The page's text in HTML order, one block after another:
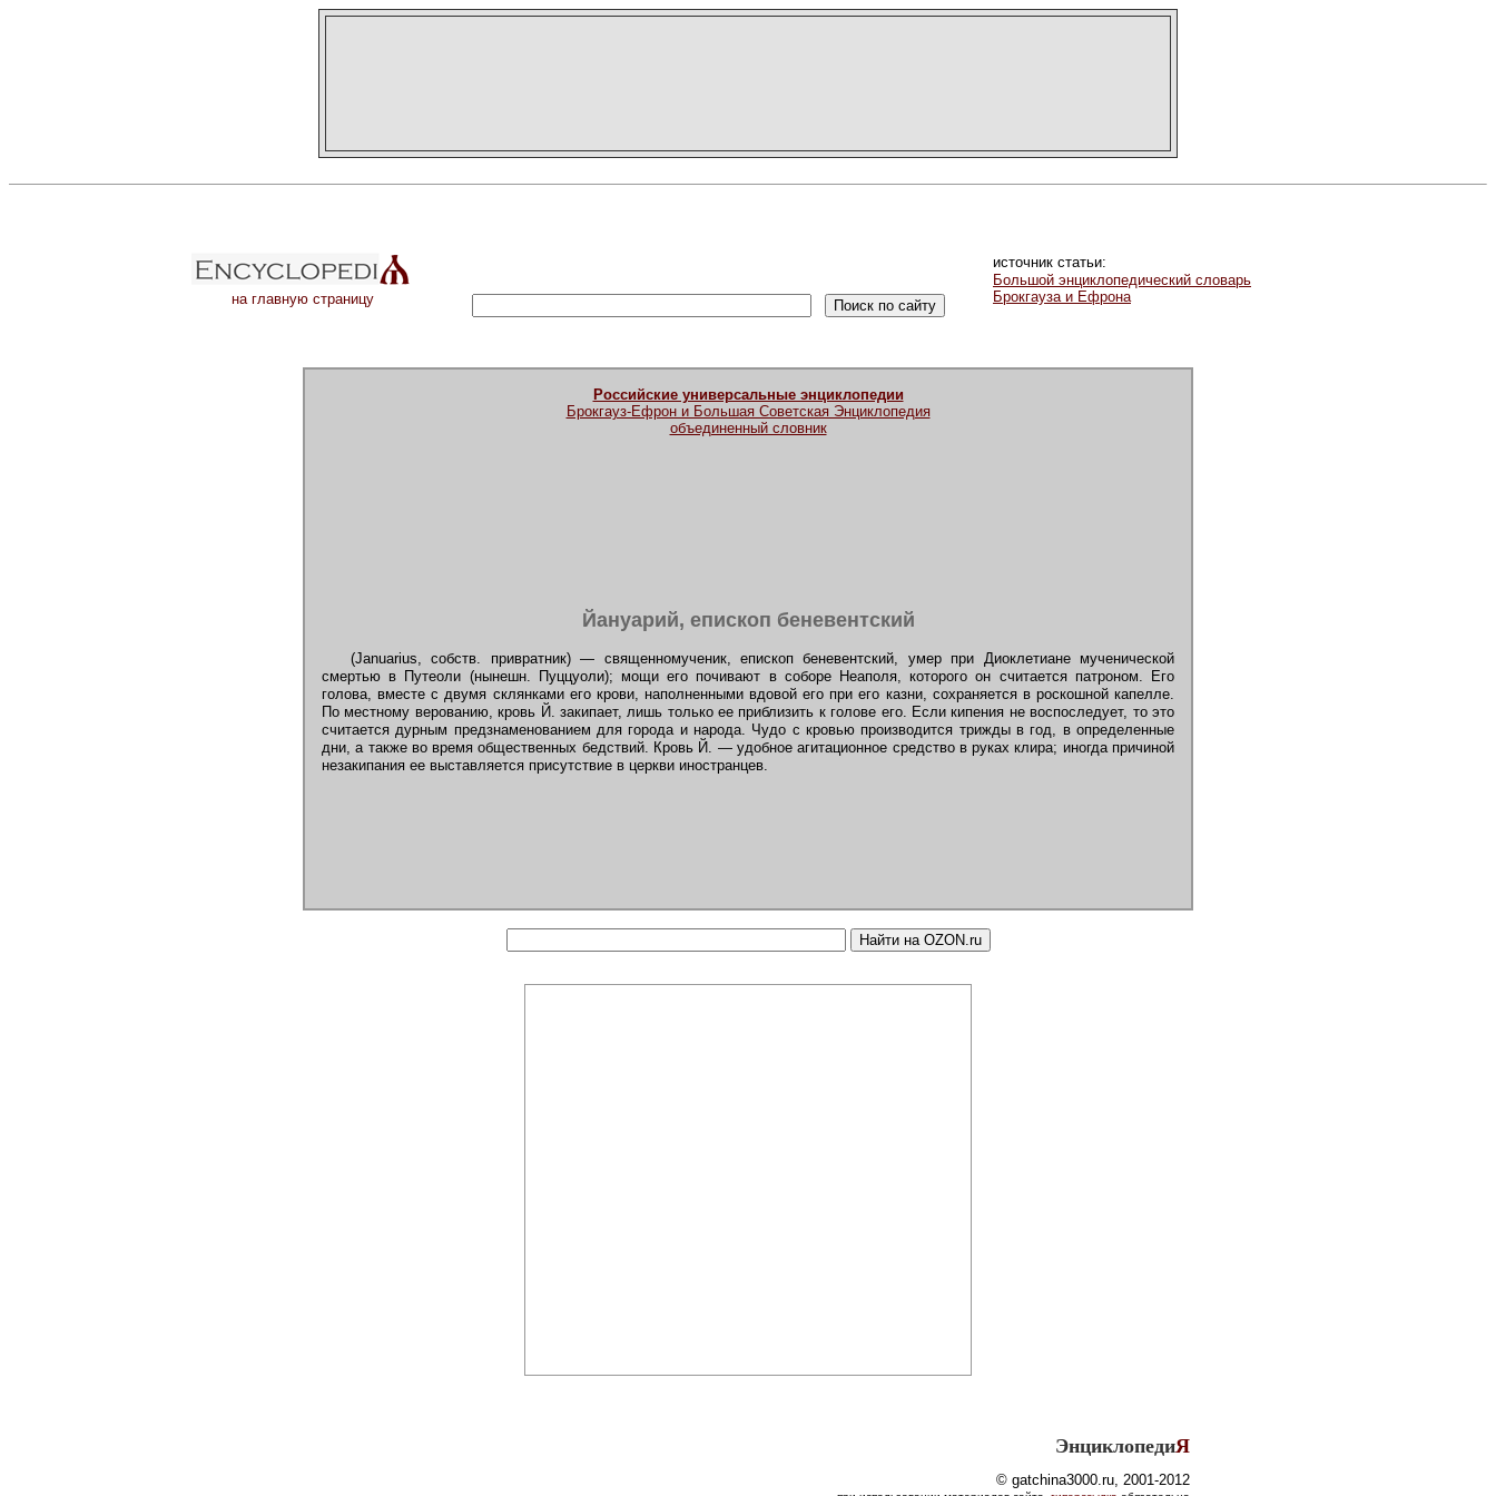
на главную страницу
источник статьи:
Большой энциклопедический словарь
Брокгауза и Ефрона
Российские универсальные энциклопедии
Брокгауз-Ефрон и Большая Советская Энциклопедия
объединенный словник
Йануарий, епископ беневентский
(Januarius, собств. привратник) — священномученик, епископ беневентский, умер при Диоклетиане мученической
смертью в Путеоли (нынешн. Пуццуоли); мощи его почивают в соборе Неаполя, которого он считается патроном. Его
голова, вместе с двумя склянками его крови, наполненными вдовой его при его казни, сохраняется в роскошной капелле.
По местному верованию, кровь Й. закипает, лишь только ее приблизить к голове его. Если кипения не воспоследует, то это
считается дурным предзнаменованием для города и народа. Чудо с кровью производится трижды в год, в определенные
дни, а также во время общественных бедствий. Кровь Й. — удобное агитационное средство в руках клира; иногда причиной
незакипания ее выставляется присутствие в церкви иностранцев.
ЭнциклопедиЯ
© gatchina3000.ru, 2001-2012